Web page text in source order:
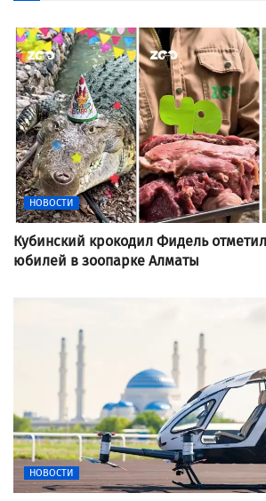
НОВОСТИ
Кубинский крокодил Фидель
юбилей в зоопарке Алматы
НОВОСТИ